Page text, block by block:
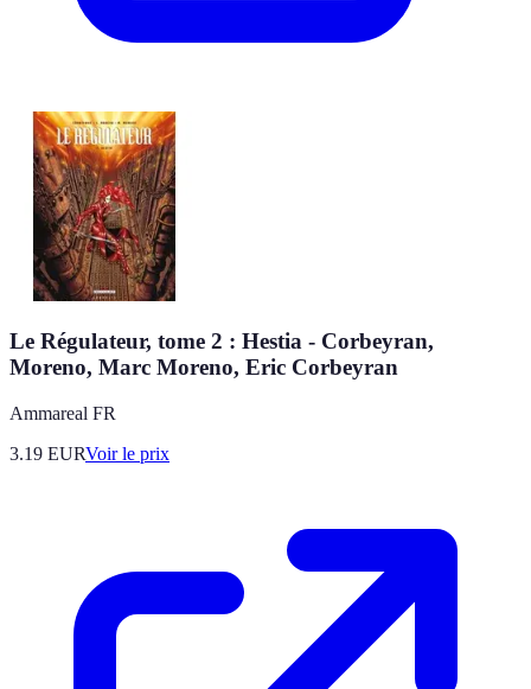
Le Régulateur, tome 2 : Hestia - Corbeyran,
Moreno, Marc Moreno, Eric Corbeyran
Ammareal FR
3.19 EURVoir le prix